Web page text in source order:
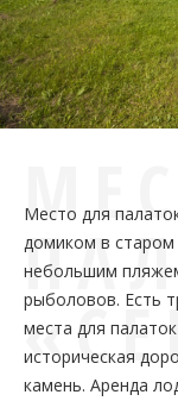
Место для
домиком в
небольшим
рыболовов. Есть
места для
историческая
камень. Аренда